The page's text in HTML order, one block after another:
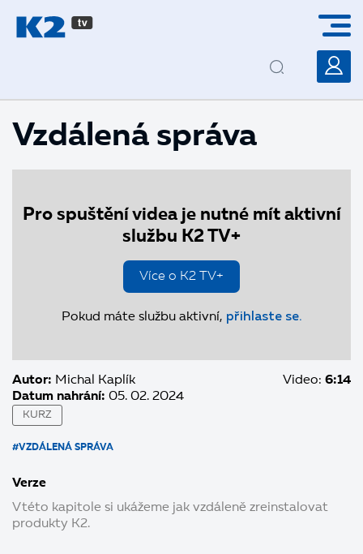
Vzdálená správa
Pro spuštění videa je nutné mít aktivní
službu K2 TV+
Více o K2 TV+
Pokud máte službu aktivní, přihlaste se.
Autor: Michal Kaplík
Datum nahrání: 05. 02. 2024
Video: 6:14
KURZ
#VZDÁLENÁ SPRÁVA
Verze
V této kapitole si ukážeme jak vzdáleně zreinstalovat
produkty K2.